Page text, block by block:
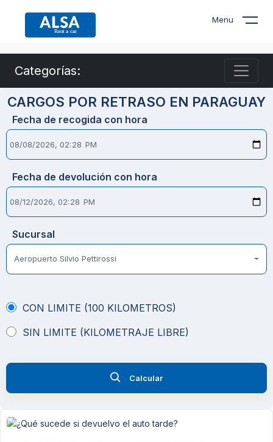
Menu
Categorías:
CARGOS POR RETRASO EN PARAGUAY
Fecha de recogida con hora
Fecha de devolución con hora
Sucursal
Aeropuerto Silvio Pettirossi
CON LIMITE (100 KILOMETROS)
SIN LIMITE (KILOMETRAJE LIBRE)
Calcular